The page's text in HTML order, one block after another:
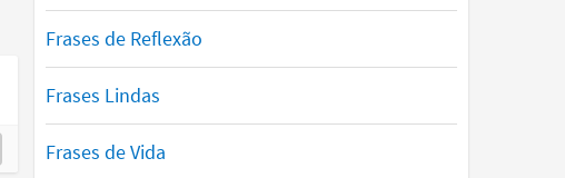
Frases de Reflexão
Frases Lindas
Frases de Vida